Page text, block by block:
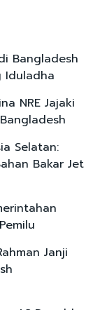
Bangladesh
Iduladha
NRE Jajaki
Selatan:
Bakar Jet
Janji